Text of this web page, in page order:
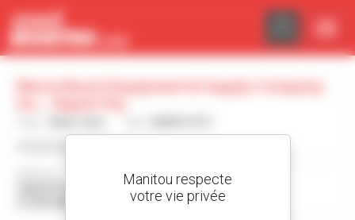
57702 RAPID CITY États-Unis
Panneau de gestion des cookies
Manitou respecte
votre vie privée